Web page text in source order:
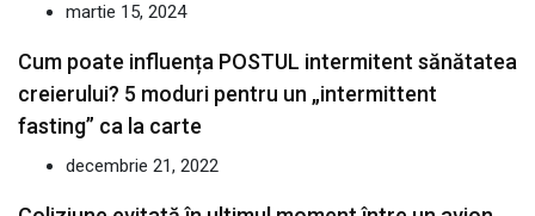
martie 15, 2024
Cum poate influența POSTUL intermitent sănătatea
creierului? 5 moduri pentru un „intermittent
fasting” ca la carte
decembrie 21, 2022